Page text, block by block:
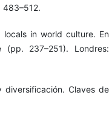
483–512.
locals in world culture. En
(pp. 237–251). Londres:
diversificación. Claves de